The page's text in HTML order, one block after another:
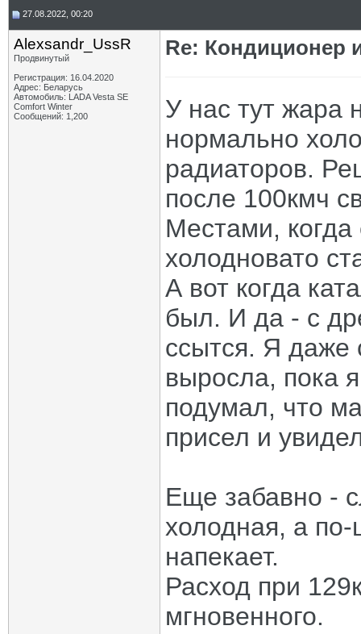
27.08.2022, 00:20
Alexsandr_UssR
Продвинутый
Регистрация: 16.04.2020
Адрес: Беларусь
Автомобиль: LADA Vesta SE
Comfort Winter
Сообщений: 1,200
Re: Кондиционер
У нас тут жара
нормально
радиаторов.
после 100кмч
Местами,
холодновато
А вот когда
был. И да - с
ссытся. Я даже
выросла, пока
подумал, что
присел и
Еще забавно -
холодная, а
напекает.
Расход при
мгновенного.